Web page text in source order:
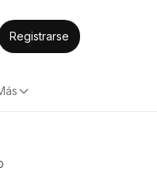
Registrarse